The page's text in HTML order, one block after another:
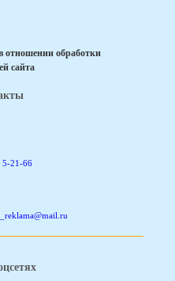
отношении обработки
сайта
5-21-66